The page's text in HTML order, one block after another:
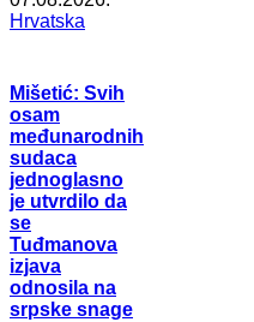
Hrvatska
Mišetić: Svih
osam
međunarodnih
sudaca
jednoglasno
je utvrdilo da
se
Tuđmanova
izjava
odnosila na
srpske snage